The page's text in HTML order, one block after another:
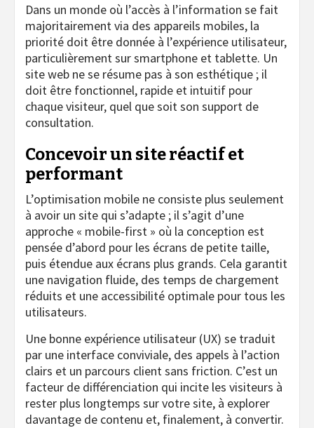
Dans un monde où l’accès à l’information se fait
majoritairement via des appareils mobiles, la
priorité doit être donnée à l’expérience utilisateur,
particulièrement sur smartphone et tablette. Un
site web ne se résume pas à son esthétique ; il
doit être fonctionnel, rapide et intuitif pour
chaque visiteur, quel que soit son support de
consultation.
Concevoir un site réactif et
performant
L’optimisation mobile ne consiste plus seulement
à avoir un site qui s’adapte ; il s’agit d’une
approche « mobile-first » où la conception est
pensée d’abord pour les écrans de petite taille,
puis étendue aux écrans plus grands. Cela garantit
une navigation fluide, des temps de chargement
réduits et une accessibilité optimale pour tous les
utilisateurs.
Une bonne expérience utilisateur (UX) se traduit
par une interface conviviale, des appels à l’action
clairs et un parcours client sans friction. C’est un
facteur de différenciation qui incite les visiteurs à
rester plus longtemps sur votre site, à explorer
davantage de contenu et, finalement, à convertir.